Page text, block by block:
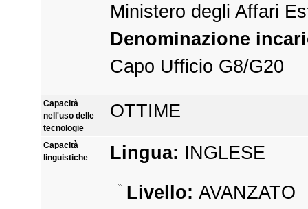
Ministero degli Affari
Denominazione
Capo Ufficio G8/G20
Capacità
nell'uso delle
tecnologie
OTTIME
Capacità
linguistiche
Lingua: INGLESE
Livello: AVANZATO